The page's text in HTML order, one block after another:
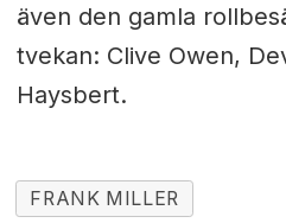
även den gamla
tvekan: Clive Owen,
Haysbert.
FRANK MILLER